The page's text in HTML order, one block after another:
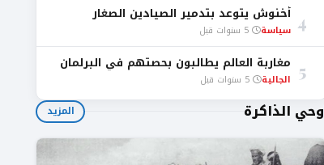
4 أخنوش يتوعد بتدمير الصيادين الصغار
سياسة
5 مغاربة العالم يطالبون بحصتهم في البرلمان
الجالية
وحي الذاكرة المزيد